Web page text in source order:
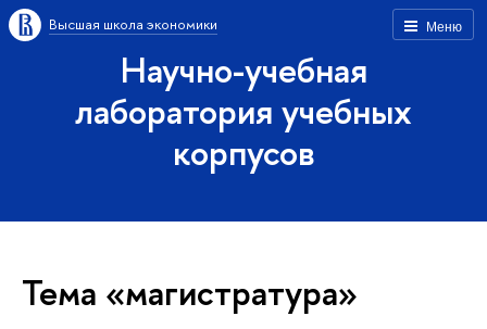
Меню
Высшая школа экономики
Научно-учебная
лаборатория учебных
корпусов
Тема «магистратура»